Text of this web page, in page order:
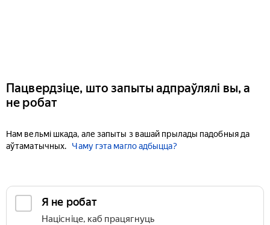
Пацвердзіце, што запыты адпраўлялі вы, а
не робат
Нам вельмі шкада, але запыты з вашай прылады падобныя да
аўтаматычных.
Чаму гэта магло адбыцца?
Я не робат
Націсніце, каб працягнуць